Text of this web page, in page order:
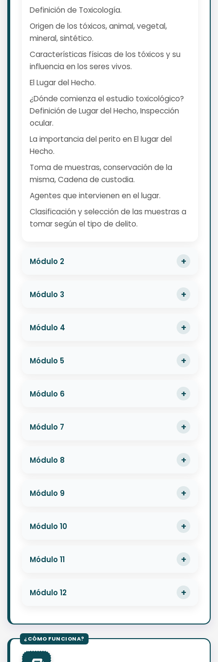
Definición de Toxicología.
Origen de los tóxicos, animal, vegetal,
mineral, sintético.
Características físicas de los tóxicos y su
influencia en los seres vivos.
El Lugar del Hecho.
¿Dónde comienza el estudio toxicológico?
Definición de Lugar del Hecho, Inspección
ocular.
La importancia del perito en El lugar del
Hecho.
Toma de muestras, conservación de la
misma, Cadena de custodia.
Agentes que intervienen en el lugar.
Clasificación y selección de las muestras a
tomar según el tipo de delito.
Módulo 2
Módulo 3
Módulo 4
Módulo 5
Módulo 6
Módulo 7
Módulo 8
Módulo 9
Módulo 10
Módulo 11
Módulo 12